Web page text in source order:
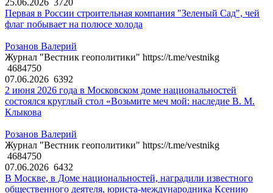
25.06.2026 3720
Первая в России строительная компания "Зеленый Сад", чей
флаг побывает на полюсе холода
Розанов Валерий
Журнал "Вестник геополитики" https://t.me/vestnikg
4684750
07.06.2026 6392
2 июня 2026 года в Московском доме национальностей
состоялся круглый стол «Возьмите меч мой: наследие В. М.
Клыкова
Розанов Валерий
Журнал "Вестник геополитики" https://t.me/vestnikg
4684750
07.06.2026 6432
В Москве, в Доме национальностей, наградили известного
общественного деятеля, юриста-международника Ксению